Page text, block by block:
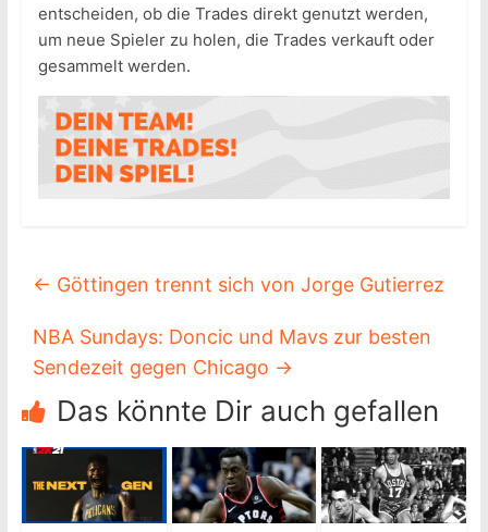
entscheiden, ob die Trades direkt genutzt werden,
um neue Spieler zu holen, die Trades verkauft oder
gesammelt werden.
← Göttingen trennt sich von Jorge Gutierrez
NBA Sundays: Doncic und Mavs zur besten
Sendezeit gegen Chicago →
Das könnte Dir auch gefallen